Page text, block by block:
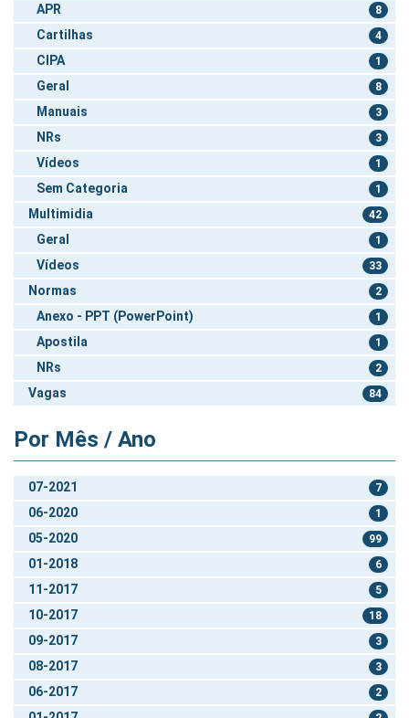
APR 8
Cartilhas 4
CIPA 1
Geral 8
Manuais 3
NRs 3
Vídeos 1
Sem Categoria 1
Multimidia 42
Geral 1
Vídeos 33
Normas 2
Anexo - PPT (PowerPoint) 1
Apostila 1
NRs 2
Vagas 84
Por Mês / Ano
07-2021 7
06-2020 1
05-2020 99
01-2018 6
11-2017 5
10-2017 18
09-2017 3
08-2017 3
06-2017 2